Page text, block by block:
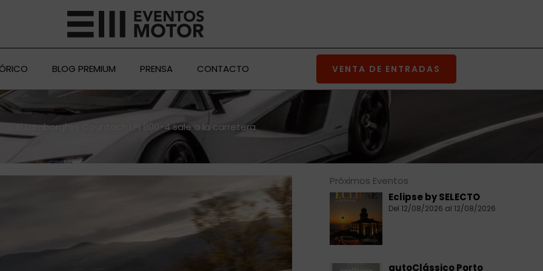
BLOG PREMIUM PRENSA CONTACTO VENTA DE ENTRADAS
El Lamborghini Countach LPI 800-4 sale a la carretera
Próximos Eventos
Eclipse by SELECTO
Del 12/08/2026 al 12/08/2026
autoClássico Porto